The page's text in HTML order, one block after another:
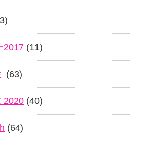
2017 (11)
(63)
2020 (40)
(64)